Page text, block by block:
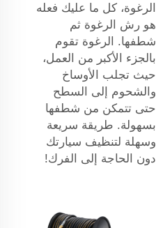
الرغوة، كل ما عليك فعله
هو رش الرغوة ثم
شطفها. الرغوة تقوم
بالجزء الأكبر من العمل،
حيث تجلب الأوساخ
والشحوم إلى السطح
حتى تتمكن من شطفها
بسهولة. طريقة سريعة
وسهلة لتنظيف سيارتك
دون الحاجة إلى الفرك!